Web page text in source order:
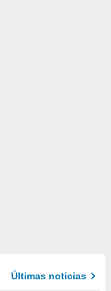
Últimas noticias